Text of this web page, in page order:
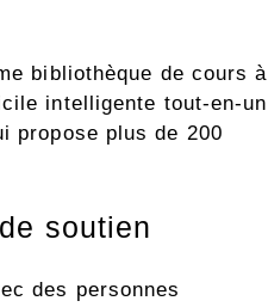
bibliothèque de cours à
intelligente tout-en-un
propose plus de 200
soutien
des personnes